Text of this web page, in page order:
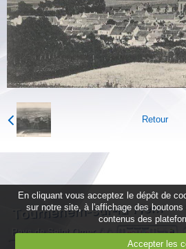
Retour
En cliquant vous acceptez le dépôt de
sur notre site, à l'affichage des
contenus des
Accepter les